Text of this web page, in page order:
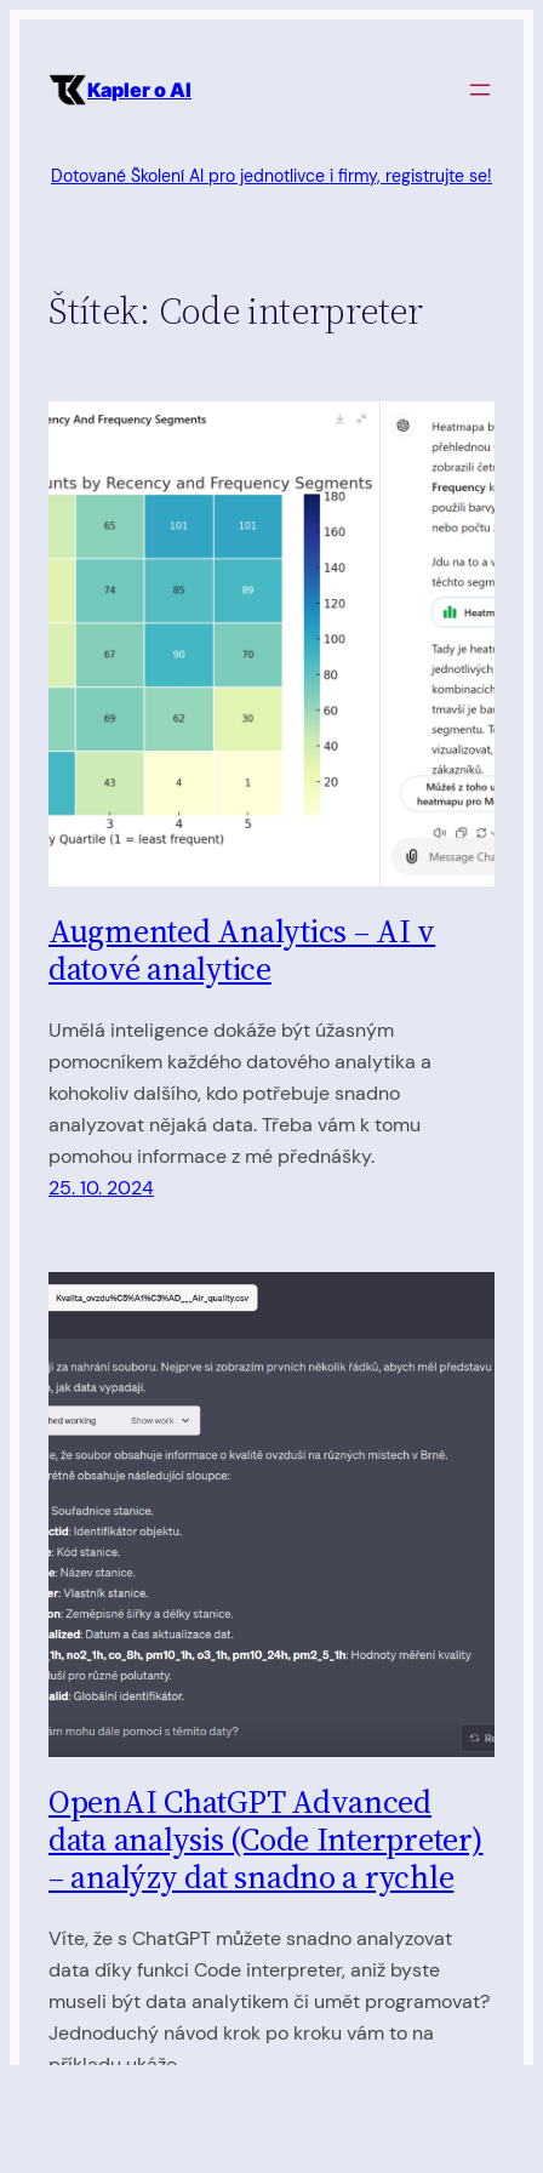
obsah Kapler o AI
Dotované Školení AI pro jednotlivce i firmy, registrujte se!
Štítek: Code interpreter
Augmented Analytics – AI v
datové analytice
Umělá inteligence dokáže být úžasným
pomocníkem každého datového analytika a
kohokoliv dalšího, kdo potřebuje snadno
analyzovat nějaká data. Třeba vám k tomu
pomohou informace z mé přednášky.
25. 10. 2024
OpenAI ChatGPT Advanced
data analysis (Code Interpreter)
– analýzy dat snadno a rychle
Víte, že s ChatGPT můžete snadno analyzovat
data díky funkci Code interpreter, aniž byste
museli být data analytikem či umět programovat?
Jednoduchý návod krok po kroku vám to na
příkladu ukáže.